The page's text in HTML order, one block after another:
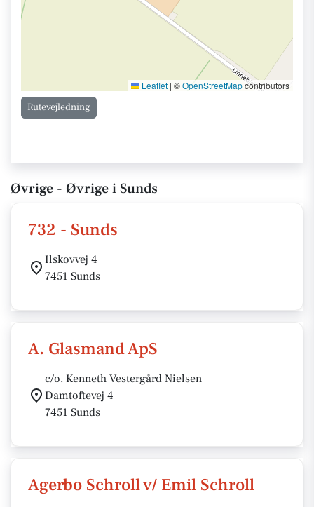
Leaflet | ©OpenStreetMapcontributors
Rutevejledning
Øvrige - Øvrige i Sunds
732 - Sunds
Ilskovvej 4
7451 Sunds
A. Glasmand ApS
c/o. Kenneth Vestergård Nielsen
Damtoftevej 4
7451 Sunds
Agerbo Schroll v/ Emil Schroll